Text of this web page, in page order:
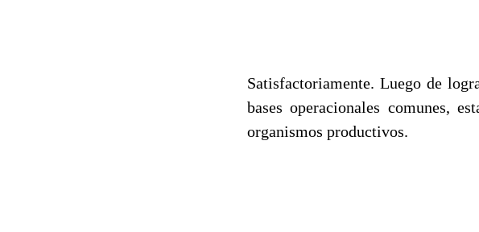
Satisfactoriamente. Luego de
bases operacionales comunes,
organismos productivos.